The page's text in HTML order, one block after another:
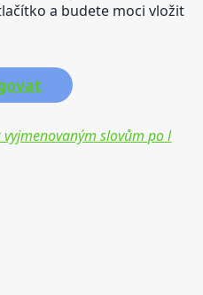
a budete moci vložit
slovům po l